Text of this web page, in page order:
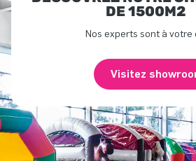
DE 1500M2
Nos experts sont à votre
Visitez